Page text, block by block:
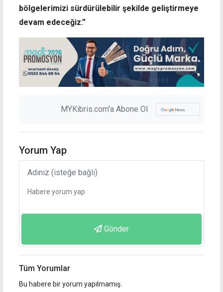
bölgelerimizi sürdürülebilir şekilde geliştirmeye
devam edeceğiz.”
MYKibris.com'a Abone Ol
Yorum Yap
Gönder
Tüm Yorumlar
Bu habere bir yorum yapılmamış.